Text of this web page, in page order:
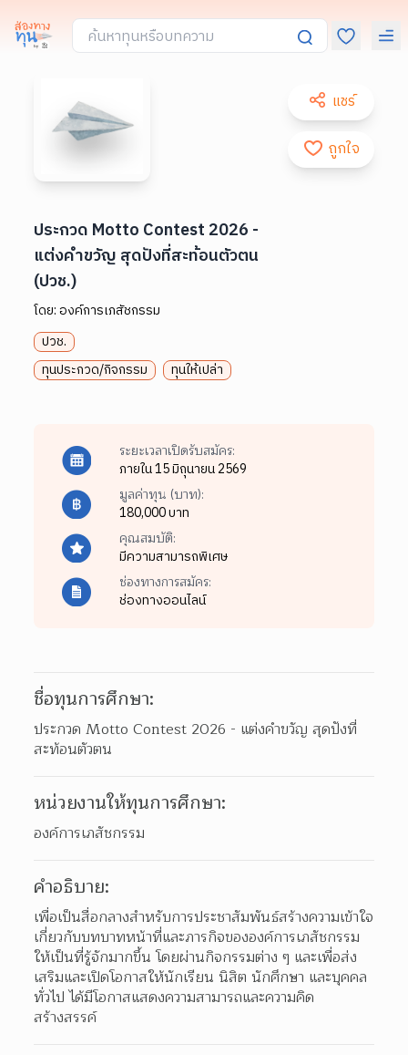
แชร์
ถูกใจ
ประกวด Motto Contest 2026 -
แต่งคำขวัญ สุดปังที่สะท้อนตัวตน
(ปวช.)
โดย:องค์การเภสัชกรรม
ปวช.
ทุนประกวด/กิจกรรม
ทุนให้เปล่า
ระยะเวลาเปิดรับสมัคร:
ภายใน 15 มิถุนายน 2569
มูลค่าทุน (บาท):
180,000 บาท
คุณสมบัติ:
มีความสามารถพิเศษ
ช่องทางการสมัคร:
ช่องทางออนไลน์
ชื่อทุนการศึกษา:
ประกวด Motto Contest 2026 - แต่งคำขวัญ สุดปังที่
สะท้อนตัวตน
หน่วยงานให้ทุนการศึกษา:
องค์การเภสัชกรรม
คำอธิบาย:
เพื่อเป็นสื่อกลางสําหรับการประชาสัมพันธ์สร้างความเข้าใจ
เกี่ยวกับบทบาทหน้าที่และภารกิจขององค์การเภสัชกรรม
ให้เป็นที่รู้จักมากขึ้น โดยผ่านกิจกรรมต่าง ๆ และเพื่อส่ง
เสริมและเปิดโอกาสให้นักเรียน นิสิต นักศึกษา และบุคคล
ทั่วไป ได้มีโอกาสแสดงความสามารถและความคิด
สร้างสรรค์